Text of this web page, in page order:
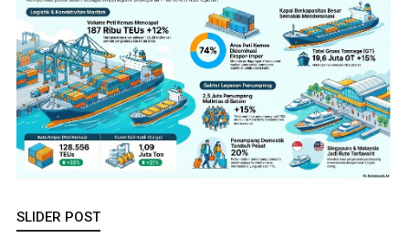
SLIDER POST